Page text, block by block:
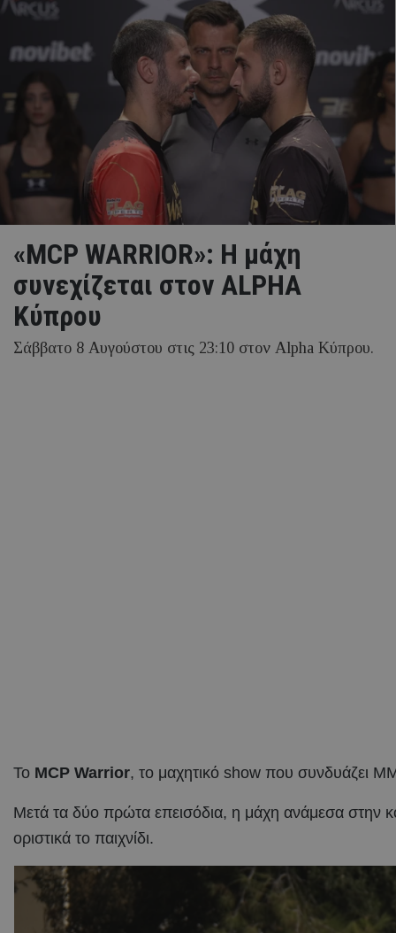
«MCP WARRIOR»: Η μάχη
συνεχίζεται στον ALPHA
Κύπρου
Σάββατο 8 Αυγούστου στις 23:10 στον Alpha Κύπρου.
Το MCP Warrior, το μαχητικό show που συνδυάζει
Μετά τα δύο πρώτα επεισόδια, η μάχη ανάμεσα στην
οριστικά το παιχνίδι.